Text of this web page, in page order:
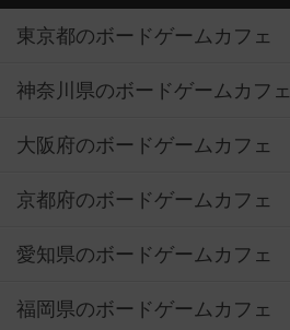
東京都のボードゲームカフェ
神奈川県のボードゲームカフェ
大阪府のボードゲームカフェ
京都府のボードゲームカフェ
愛知県のボードゲームカフェ
福岡県のボードゲームカフェ